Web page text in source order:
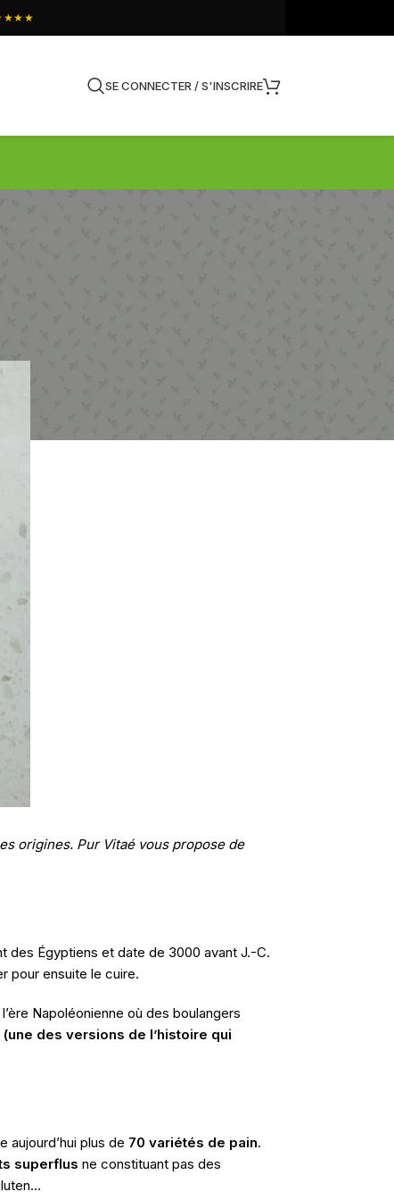
accompagner votre parcours
SE CONNECTER / S'INSCRIRE
origines. Pur Vitaé vous propose de
des Égyptiens et date de 3000 avant J.-C.
pour ensuite le cuire.
Napoléonienne où des boulangers
des versions de l’histoire qui
plus de 70 variétés de pain.
superflus ne constituant pas des